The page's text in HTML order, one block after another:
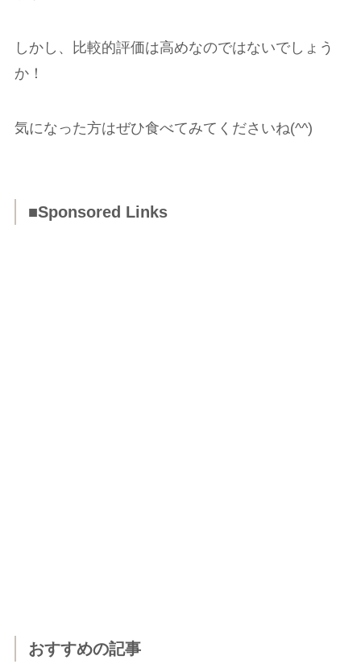
しかし、比較的評価は高めなのではないでしょう
か！
気になった方はぜひ食べてみてくださいね(^^)
■Sponsored Links
おすすめの記事